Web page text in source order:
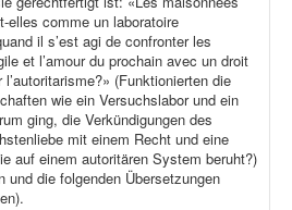
elles comme un laboratoire
il s’est agi de confronter les
et l’amour du prochain avec un droit
(Funktionierten die
wie ein Versuchslabor und ein
ging, die Verkündigungen des
mit einem Recht und eine
auf einem autoritären System beruht?)
und die folgenden Übersetzungen